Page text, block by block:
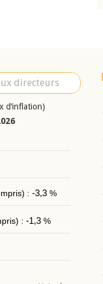
directeurs
d’inflation)
: -3,3%
: -1,3%